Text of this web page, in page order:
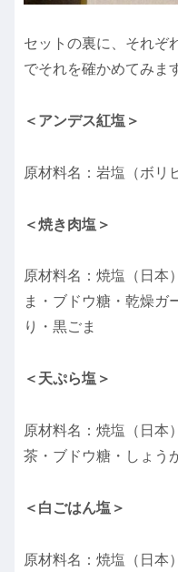
セットの裏に、それぞ
でそれを確かめてみま
＜アンデス紅塩＞
原材料名：岩塩（ボリ
＜焼き肉塩＞
原材料名：焼塩（日本
ま・ブドウ糖・乾燥ガ
り・黒ごま
＜天ぷら塩＞
原材料名：焼塩（日本
茶・ブドウ糖・しょう
＜白ごはん塩＞
原材料名：焼塩（日本